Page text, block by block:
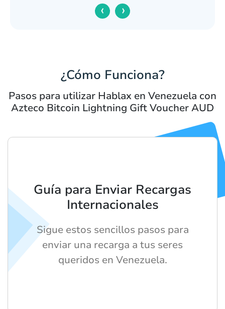
‹ ›
¿Cómo Funciona?
Pasos para utilizar Hablax en Venezuela con
Azteco Bitcoin Lightning Gift Voucher AUD
Guía para Enviar Recargas
Internacionales
Sigue estos sencillos pasos para
enviar una recarga a tus seres
queridos en Venezuela.